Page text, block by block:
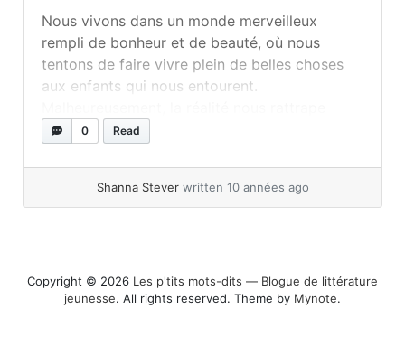
Nous vivons dans un monde merveilleux
rempli de bonheur et de beauté, où nous
tentons de faire vivre plein de belles choses
aux enfants qui nous entourent.
souvent et nous sommes trop souvent témoins
plusieurs pays. En tant qu’éducateur et que... »
read more
0 Read
Shanna Stever written 10 années ago
Copyright © 2026 Les p'tits mots-dits ― Blogue de littérature
jeunesse. All rights reserved. Theme by Mynote.